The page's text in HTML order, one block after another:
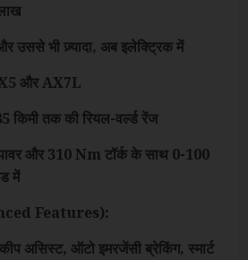
उससे भी ज़्यादा, अब इलेक्ट्रिक में
और AX7L
किमी तक की रियल-वर्ल्ड रेंज
और 310 Nm टॉर्क के साथ 0-100
में
Features):
असिस्ट, ऑटो इमरजेंसी ब्रेकिंग, स्मार्ट